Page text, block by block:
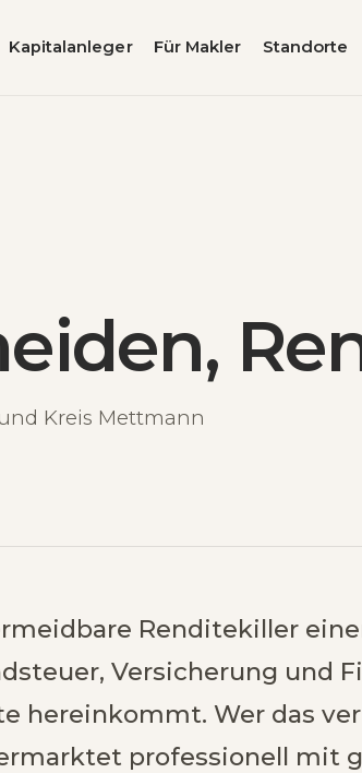
Kapitalanleger Für Makler Standorte
Kreis Mettmann
Renditekiller
Versicherung und
hereinkommt. Wer das
professionell mit